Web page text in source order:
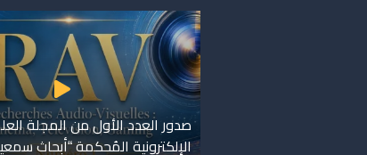
صدور العدد الأول من المجلة
الإلكترونية المُحكمة “أبحاث